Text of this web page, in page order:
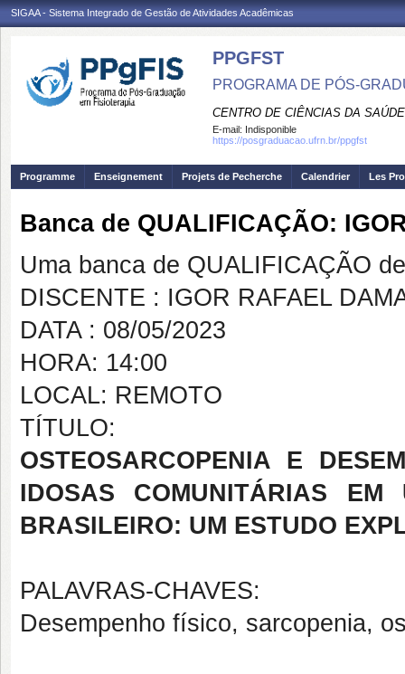
SIGAA - Sistema Integrado de Gestão de Atividades Acadêmicas
PPGFST
PROGRAMA DE PÓS-
CENTRO DE CIÊNCIAS DA SAÚDE
E-mail: Indisponible
https://posgraduacao.ufrn.br/ppgfst
Programme Enseignement Projets de Pecherche Calendrier Les
Banca de QUALIFICAÇÃO:
Uma banca de QUALIFICAÇÃO
DISCENTE : IGOR RAFAEL
DATA : 08/05/2023
HORA: 14:00
LOCAL: REMOTO
TÍTULO:
OSTEOSARCOPENIA E
IDOSAS COMUNITÁRIAS
BRASILEIRO: UM ESTUDO
PALAVRAS-CHAVES:
Desempenho físico, sarcopenia,